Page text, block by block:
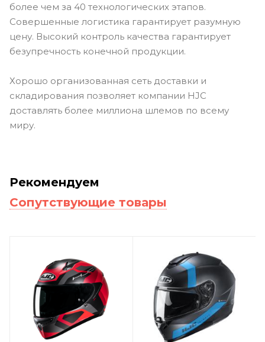
более чем за 40 технологических этапов.
Совершенные логистика гарантирует разумную
цену. Высокий контроль качества гарантирует
безупречность конечной продукции.
Хорошо организованная сеть доставки и
складирования позволяет компании HJC
доставлять более миллиона шлемов по всему
миру.
Рекомендуем
Сопутствующие товары